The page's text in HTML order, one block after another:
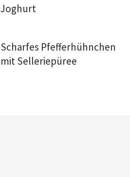
Joghurt
Scharfes Pfefferhühnchen
mit Selleriepüree